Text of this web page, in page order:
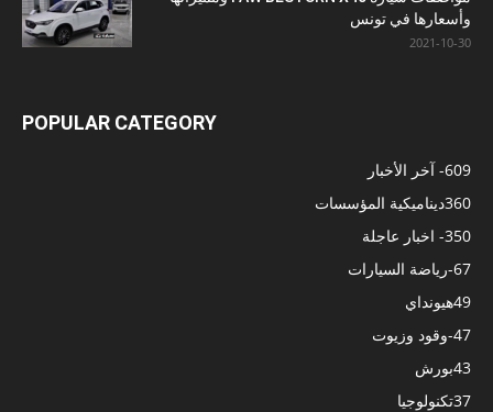
وأسعارها في تونس
2021-10-30
POPULAR CATEGORY
- آخر الأخبار609
ديناميكية المؤسسات360
- اخبار عاجلة350
-رياضة السيارات67
هيونداي49
-وقود وزيوت47
بورش43
تكنولوجيا37